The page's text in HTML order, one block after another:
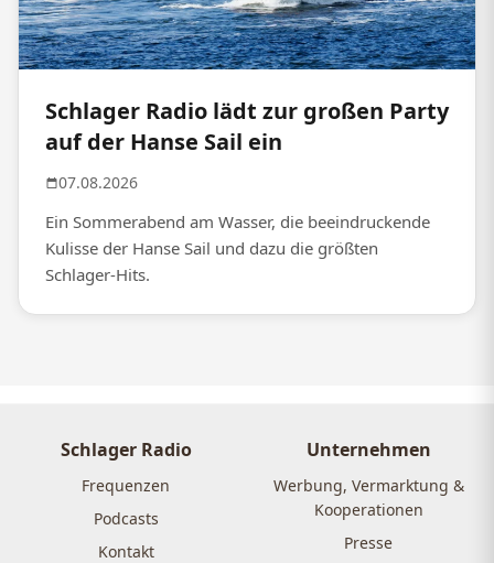
Schlager Radio lädt zur großen Party
auf der Hanse Sail ein
07.08.2026
Ein Sommerabend am Wasser, die beeindruckende
Kulisse der Hanse Sail und dazu die größten
Schlager-Hits.
Schlager Radio
Frequenzen
Podcasts
Kontakt
Unternehmen
Werbung, Vermarktung &
Kooperationen
Presse